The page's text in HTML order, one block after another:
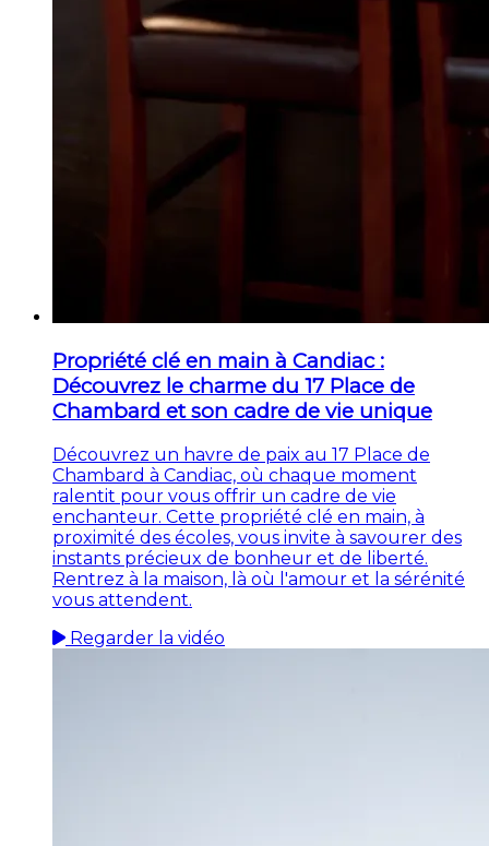
Propriété clé en main à Candiac :
Découvrez le charme du 17 Place de
Chambard et son cadre de vie unique
Découvrez un havre de paix au 17 Place de
Chambard à Candiac, où chaque moment
ralentit pour vous offrir un cadre de vie
enchanteur. Cette propriété clé en main, à
proximité des écoles, vous invite à savourer des
instants précieux de bonheur et de liberté.
Rentrez à la maison, là où l'amour et la sérénité
vous attendent.
Regarder la vidéo